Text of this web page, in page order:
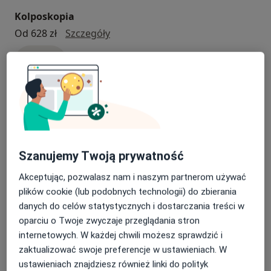
Kolposkopia
Od 628 zł
Szczegółykolposkopia
Umów
Konsultacja okulistyczna
Od 350 zł
Szczegóły
Umów
Konsultacja ginekologiczna
Od 319 zł
Szczegółykonsultacja ginekologiczna
Umów
Szanujemy Twoją prywatność
Akceptując, pozwalasz nam i naszym partnerom używać
plików cookie (lub podobnych technologii) do zbierania
danych do celów statystycznych i dostarczania treści w
oparciu o Twoje zwyczaje przeglądania stron
internetowych. W każdej chwili możesz sprawdzić i
zaktualizować swoje preferencje w ustawieniach. W
ustawieniach znajdziesz również linki do polityk